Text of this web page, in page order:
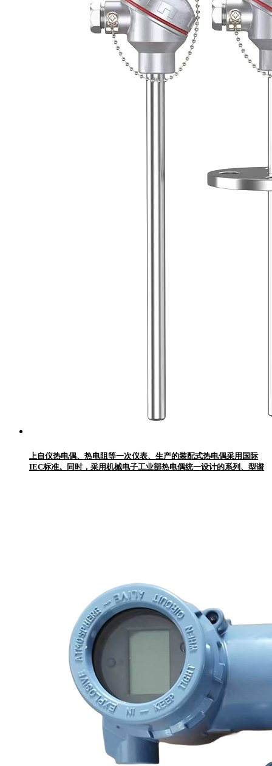
上自仪热电偶、热电阻等一次仪表、生产的装配式热电偶采用国际
IEC标准。同时，采用机械电子工业部热电偶统一设计的系列、型谱